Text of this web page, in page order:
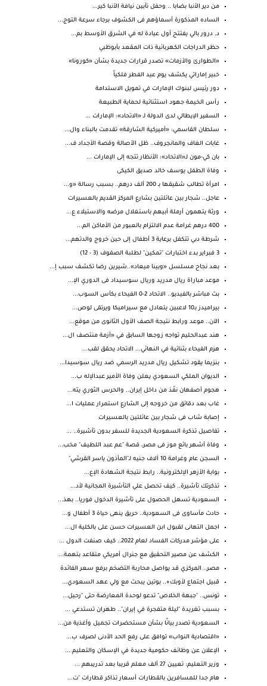
من دير الأنبا بضابا .. وحفل تأبين نيافة الأنبا كير...
الساده المذكورة أسماؤهم فى الكشوف برجاء سرعة التوج...
د. درور بالي يفتتح أول عيادة له في الشرق الأوسط بم...
حظر الدراجات الكهربائية ذات المقعد بأبوظبي
«الطوارئ والأزمات» تصدر قرارات جديدة بشأن «كورونا»
خبير إماراتي يكشف يوم عيد الفطر فلكياً
دور رئيس لبنوك الإمارات في تمويل الاستدامة
رأس الخيمة جهود استثنائية لحماية الطبيعة
السفير الإيطالي لدى الدولة لـ «الاتحاد»: الإمارات ...
سلطان القاسمي: «أميركية الشارقة» تقدمت بالبناء وال...
غابات الغاف والمانجروف.. ظل الأصالة وقصة الأجداد ف...
بان كي-مون لـ«الاتحاد»: الأنظار تتجه إلى الإمارات ...
وفاة الطفل يوسف خالد صديق الكيكى
امرأة تطالب شقيقها بـ 200 ألف درهم.. بسبب رسالة «و...
عاجل.. شجار بين عائلتين بشارع المركز القديم بالعسيرات
ورثة يتهمون أرملة أبيهم باستغلال مرضه والاستيلاء ع...
400 درهم غرامة عدم الالتزام بالعبور من الأماكن الم...
شرطة دبي تتكفل برعاية 3 أطفال إلى حين خروج والدتهم...
3 فبراير بدء اختبارات "تمكين" لطلبة الصفوف (3 - 12)
بعد نجاح مسلسل «وبينا ميعاد»..شيرين رضا تكشف سبب إ...
موعد مباراة ريال مدريد وريال سوسيداد فى الدوري الإ...
بث مباشر بالفيديو.. الاتحاد 2-0 الفيحاء بكأس السوب...
بيراميدز بـ10 لاعبين يتعادل مع سيراميكا ويرتقى لوص...
الآن.. موعد ورابط نتيجة الصف الأول الثانوى من موقع...
هند عبدالحليم تواجه زوجها السابق في «أزمة منتصف ال...
هزم الفيحاء بثنائية في النهائي... الاتحاد يحقق لقب...
بنزيما يقود تشكيل ريال مدريد الرسمي ضد ريال سوسيدا...
الديوان الملكي السعودي يعلن وفاة الأمير عبدالإله ب...
هجوم أصفهان نفّذ من داخل إيران.. والحرس الثوري يته...
غاب بعد دقائق من خروجه إلى الشارع استمرار عمليات ا...
إصابة شاب فى شجار بين عائلتين بالعسيرات
تفاصيل تذكرة السعودية الجديدة للسفر بدون تأشيرة.. ...
وفاة أشهر بائع موز فى مصر، قصة "عم عبد اللطيف" مخب...
السجن عام وغرامة 10 آلاف جنيه لـ"المأذون ياسر القرشي"
بوابة الأزهر الإلكترونية.. رابط نتيجة الشهادة الإع...
تذكرتك تأشيرة.. كيف تحصل علي التأشيرة المجانية لأد...
السعودية تسهل الحصول على تأشيرة الدخول فوريا.. بهذ...
حادث مأساوى فى السعودية.. حريق ينهى حياة 3 أطفال و...
اجمل التهانى لقبول ابن العسيرات حسن على بالكلية ال...
على مؤشر مدركات الفساد لعام 2022.. كيف صنفت الدول ...
الكشف عن مصير التحقيق مع جنرال أمريكي متقاعد بتهمة...
مصر.. المركزي قد يواصل محاربة التضخم برفع سعر الفائدة
قبيل اجتماع لأوبك+.. بوتين يبحث مع ولي عهد السعودي...
تونس.. "جبهة الخلاص" تدعو لوحدة المعارضة حتى "رحيل...
بسبب تغريدة "ليلة متفجرة في إيران".. طهران تستدعي ...
السعودية تصدر بيانًا بشأن مستحضرات تجميل وأغذية من...
«اقتصادية النواب» توافق على رفع الحد الأدنى لصرف ب...
الإعلان عن وظائف حكومية جديدة في الإسكان والتعليم ...
وزير التعليم: تعيين 27 ألف معلم قريبا بعد تدريبهم ...
هام جدا للمسافرين بالقطارات أسعار تذاكر قطارات "ت...